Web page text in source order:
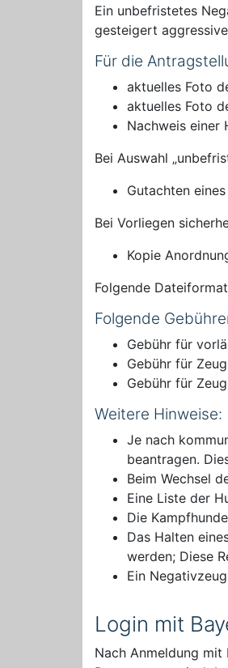
Ein unbefristetes
gesteigert
Für die
aktuelles Foto
aktuelles Foto
Nachweis einer
Bei Auswahl
Gutachten
Bei Vorliegen
Kopie
Folgende
Folgende
Gebühr für
Gebühr für
Gebühr für
Weitere Hinweise:
Je nach
beantragen.
Beim Wechsel
Eine Liste der
Die
Das Halten
werden; Diese
Ein
Login mit
Nach Anmeldung